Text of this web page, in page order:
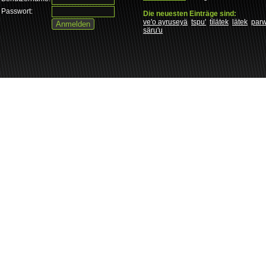
Passwort:
Die neuesten Einträge sind:
ve'o ayruseyä tspu' tìlätek lätek
säru'u